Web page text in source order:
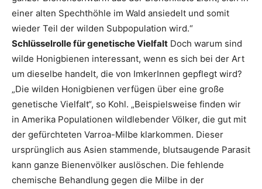
einer alten Spechthöhle im Wald ansiedelt und somit
wieder Teil der wilden Subpopulation wird.“
Schlüsselrolle für genetische Vielfalt Doch warum sind
wilde Honigbienen interessant, wenn es sich bei der Art
um dieselbe handelt, die von ImkerInnen gepflegt wird?
„Die wilden Honigbienen verfügen über eine große
genetische Vielfalt“, so Kohl. „Beispielsweise finden wir
in Amerika Populationen wildlebender Völker, die gut mit
der gefürchteten Varroa-Milbe klarkommen. Dieser
ursprünglich aus Asien stammende, blutsaugende Parasit
kann ganze Bienenvölker auslöschen. Die fehlende
chemische Behandlung gegen die Milbe in der